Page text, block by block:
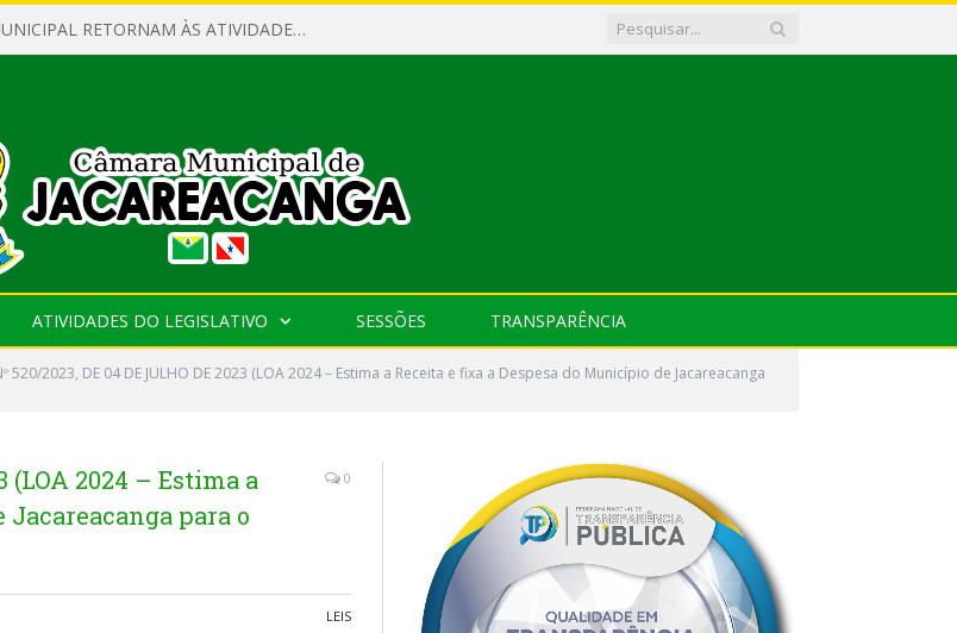
SERVIDORES DA CÂMARA MUNICIPAL RETORNAM ÀS ATIVIDADES APÓS O RECESSO PARLAMENTAR
ATIVIDADES DO LEGISLATIVO SESSÕES TRANSPARÊNCIA
520/2023, DE 04 DE JULHO DE 2023 (LOA 2024 – Estima a Receita e fixa a Despesa do Município de Jacareacanga
(LOA 2024 – Estima a
Jacareacanga para o
0
LEIS